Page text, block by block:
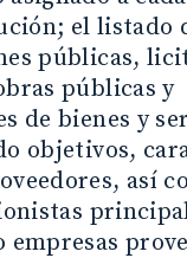
el listado
públicas,
públicas y
de bienes y
objetivos,
así
empresas